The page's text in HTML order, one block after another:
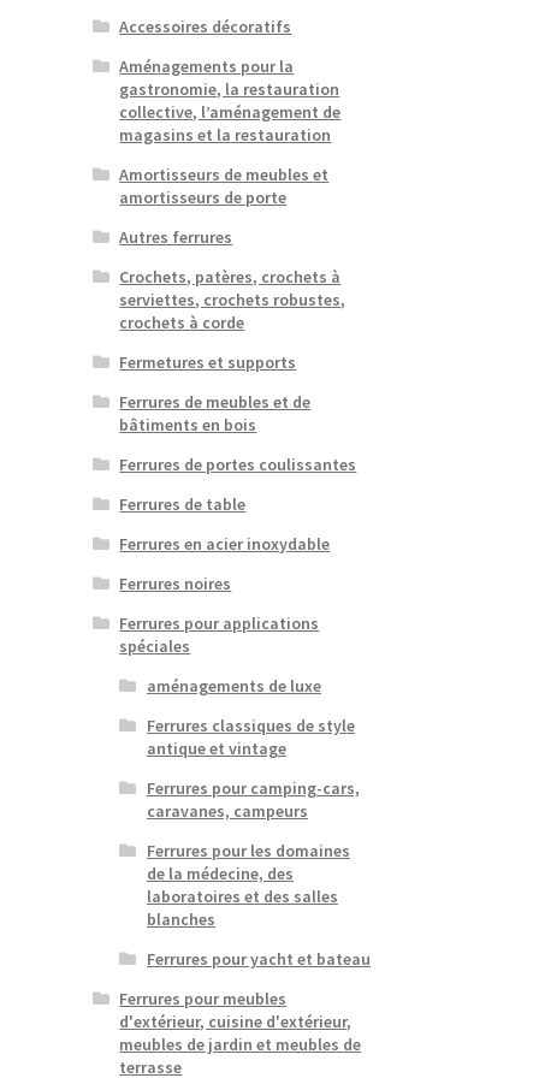
Accessoires décoratifs
Aménagements pour la
gastronomie, la restauration
collective, l’aménagement de
magasins et la restauration
Amortisseurs de meubles et
amortisseurs de porte
Autres ferrures
Crochets, patères, crochets à
serviettes, crochets robustes,
crochets à corde
Fermetures et supports
Ferrures de meubles et de
bâtiments en bois
Ferrures de portes coulissantes
Ferrures de table
Ferrures en acier inoxydable
Ferrures noires
Ferrures pour applications
spéciales
aménagements de luxe
Ferrures classiques de style
antique et vintage
Ferrures pour camping-cars,
caravanes, campeurs
Ferrures pour les domaines
de la médecine, des
laboratoires et des salles
blanches
Ferrures pour yacht et bateau
Ferrures pour meubles
d'extérieur, cuisine d'extérieur,
meubles de jardin et meubles de
terrasse